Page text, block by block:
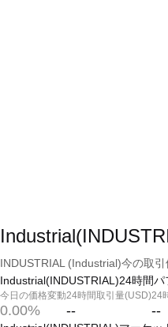
INDUSTRIAL (Industrial)今の取
Industrial(INDUSTRIAL)24時間パ
今日の価格変動
0.00%
24時間取引量(USD)
--
24
--